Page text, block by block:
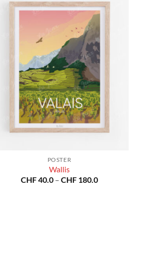
POSTER
Wallis
CHF40.0 – CHF180.0Preisspanne: